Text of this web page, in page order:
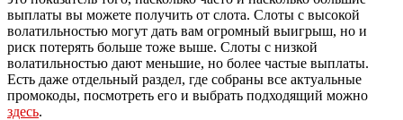
выплаты вы можете получить от слота. Слоты с высокой
волатильностью могут дать вам огромный выигрыш, но и
риск потерять больше тоже выше. Слоты с низкой
волатильностью дают меньшие, но более частые выплаты.
Есть даже отдельный раздел, где собраны все актуальные
промокоды, посмотреть его и выбрать подходящий можно
здесь.